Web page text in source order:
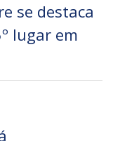
se destaca
lugar em